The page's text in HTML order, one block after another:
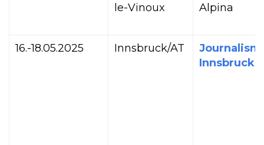
le-Vinoux
Alpina
16.-18.05.2025 Innsbruck/AT
Innsbruck